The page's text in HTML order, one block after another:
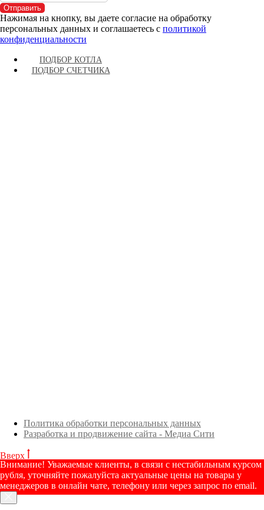
Отправить
Нажимая на кнопку, вы даете согласие на обработку
персональных данных и соглашаетесь c политикой
конфиденциальности
ПОДБОР КОТЛА
ПОДБОР СЧЕТЧИКА
Политика обработки персональных данных
Разработка и продвижение сайта - Медиа Сити
Вверх
Внимание! Уважаемые клиенты, в связи с нестабильным курсом
рубля, уточняйте пожалуйста актуальные цены на товары у
менеджеров в онлайн чате, телефону или через запрос по email.